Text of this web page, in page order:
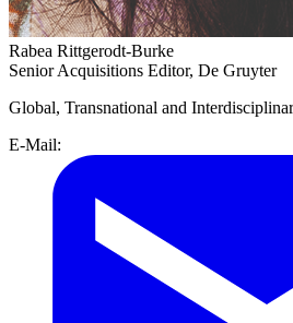
Rabea Rittgerodt-Burke
Senior Acquisitions Editor, De Gruyter
Global, Transnational and
E-Mail: